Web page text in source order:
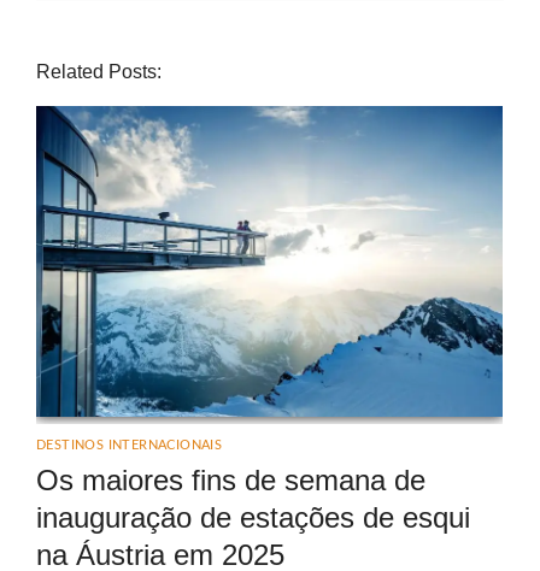
Related Posts:
DESTINOS INTERNACIONAIS
Os maiores fins de semana de
inauguração de estações de esqui
na Áustria em 2025